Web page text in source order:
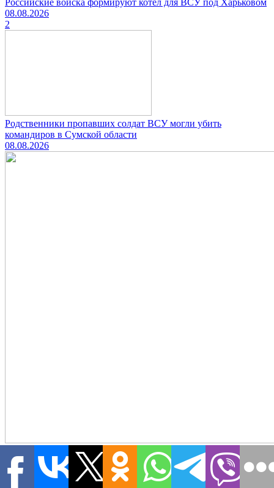
Российские войска формируют котёл для ВСУ под Харьковом
08.08.2026
2
Родственники пропавших солдат ВСУ могли убить
командиров в Сумской области
08.08.2026
Почему прекратились атаки на российские НПЗ: эксперты
назвали причины